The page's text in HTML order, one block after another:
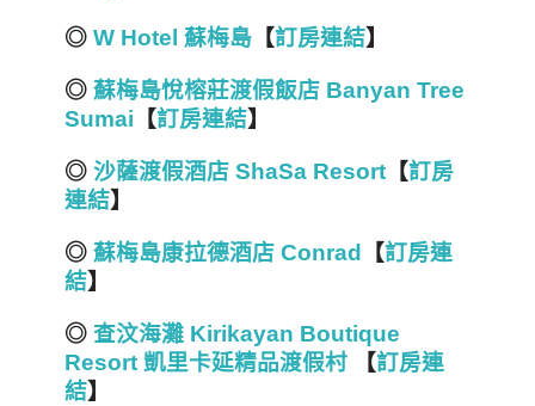
◎ W Hotel 蘇梅島 【訂房連結】
◎ 蘇梅島悅榕莊渡假飯店 Banyan Tree
Sumai 【訂房連結】
◎ 沙薩渡假酒店 ShaSa Resort 【訂房
連結】
◎ 蘇梅島康拉德酒店 Conrad 【訂房連
結】
◎ 查汶海灘 Kirikayan Boutique
Resort 凱里卡延精品渡假村
【訂房連
結】